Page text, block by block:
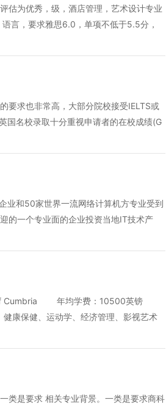
费用。 根据普通英国留学费用情况，去
保金是学生所学课程的学费和生活费的总
国拥有一个好的生活环境和条件，在出国
去英国留学有所帮助，学习上的事情一
吧。
估为优秀，级，酒店管理，艺术设计专业
，要求雅思6.0，单项不低于5.5分，
，两封推荐信，个人陈述。雅思成绩
请条件，硕士语言要求雅思6.5，托福9
学士学位，专业课成绩在75分，硕士申
成绩单毕业证明护照。 上面给大家介绍
德蒙福特大学是一个比较著名的大学，有
要求也非常高，大部分院校接受IELTS或
国名校录取十分重视申请者的在校成绩(G
家建议对会计与金融专业感兴趣且准备
的语言考试成绩(雅思IELTS或托福IB
业方向，理性定位，有针对性的规划学术
规划这一理念，对英国名校硕士申请百利
备申请该专业的同学有一定帮助!另外提
不错，一样有机会申请理想的学校。因为
业和50家世界一流网络计算机方专业受到
的一个专业面的企业投资当地IT技术产
大众传播。同时参与欧美各个顶尖的艺术
以选择哪些热门专业，现在大家应该也有
自己的兴趣来进行选择，希望今天介绍
of Cumbria 年均学费：10500英镑
康保健、运动学、经济管理、影视艺术
学费：10500英镑 坐落于英格兰的Staff
年均学费：9500英镑。 这所大
很方面就能进城啦! Coventry Universit
文垂设计学院的身份被大家熟知。在
类是要求 相关专业背景。一类是要求商科